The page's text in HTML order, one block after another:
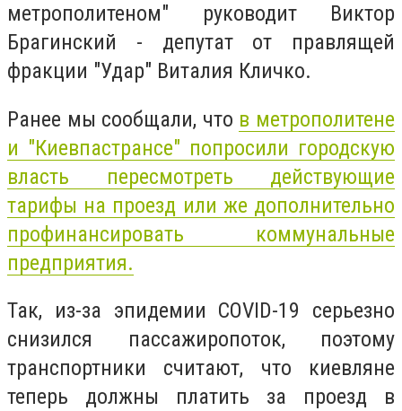
метрополитеном" руководит Виктор
Брагинский - депутат от правлящей
фракции "Удар" Виталия Кличко.
Ранее мы сообщали, что в метрополитене
и "Киевпастрансе" попросили городскую
власть пересмотреть действующие
тарифы на проезд или же дополнительно
профинансировать коммунальные
предприятия.
Так, из-за эпидемии COVID-19 серьезно
снизился пассажиропоток, поэтому
транспортники считают, что киевляне
теперь должны платить за проезд в